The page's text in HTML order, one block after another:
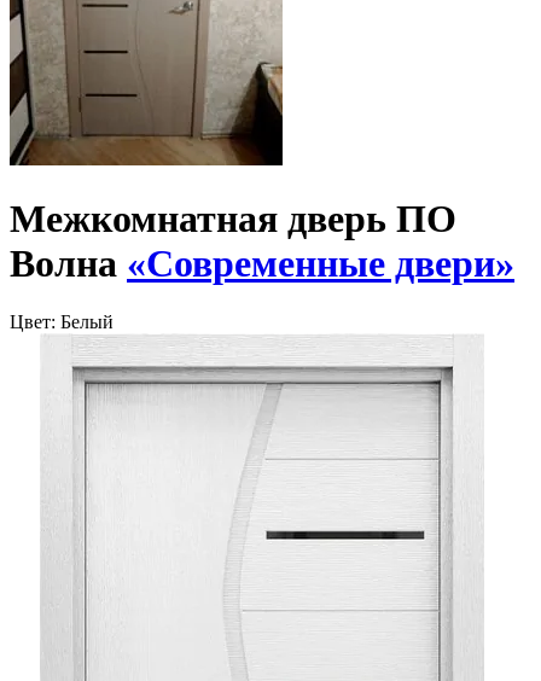
Межкомнатная дверь ПО
Волна «Современные двери»
Цвет: Белый